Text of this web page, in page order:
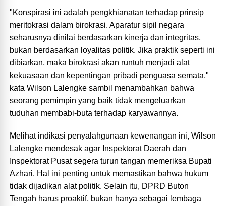
"Konspirasi ini adalah pengkhianatan terhadap prinsip
meritokrasi dalam birokrasi. Aparatur sipil negara
seharusnya dinilai berdasarkan kinerja dan integritas,
bukan berdasarkan loyalitas politik. Jika praktik seperti ini
dibiarkan, maka birokrasi akan runtuh menjadi alat
kekuasaan dan kepentingan pribadi penguasa semata,"
kata Wilson Lalengke sambil menambahkan bahwa
seorang pemimpin yang baik tidak mengeluarkan
tuduhan membabi-buta terhadap karyawannya.
Melihat indikasi penyalahgunaan kewenangan ini, Wilson
Lalengke mendesak agar Inspektorat Daerah dan
Inspektorat Pusat segera turun tangan memeriksa Bupati
Azhari. Hal ini penting untuk memastikan bahwa hukum
tidak dijadikan alat politik. Selain itu, DPRD Buton
Tengah harus proaktif, bukan hanya sebagai lembaga